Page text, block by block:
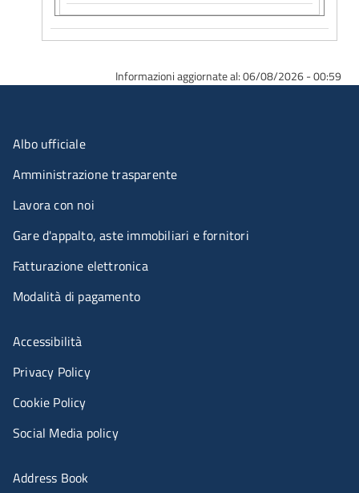
Informazioni aggiornate al: 06/08/2026 - 00:59
Menu organizzazione
Albo ufficiale
Amministrazione trasparente
Lavora con noi
Gare d'appalto, aste immobiliari e fornitori
Fatturazione elettronica
Modalità di pagamento
Menù riferimenti
Accessibilità
Privacy Policy
Cookie Policy
Social Media policy
Menu portale
Address Book